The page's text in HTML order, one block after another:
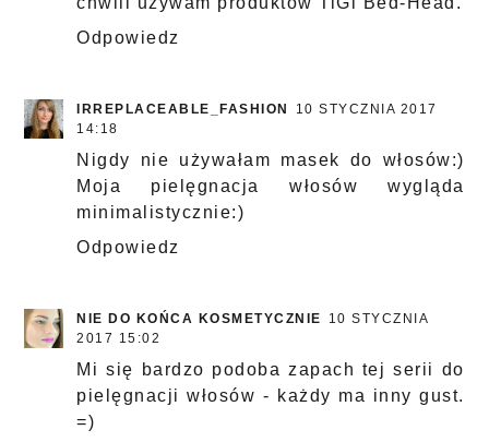
Odpowiedz
IRREPLACEABLE_FASHION
10 STYCZNIA 2017
14:18
Nigdy nie używałam masek do włosów:)
Moja pielęgnacja włosów wygląda
minimalistycznie:)
Odpowiedz
NIE DO KOŃCA KOSMETYCZNIE
10 STYCZNIA
2017 15:02
Mi się bardzo podoba zapach tej serii do
pielęgnacji włosów - każdy ma inny gust.
=)